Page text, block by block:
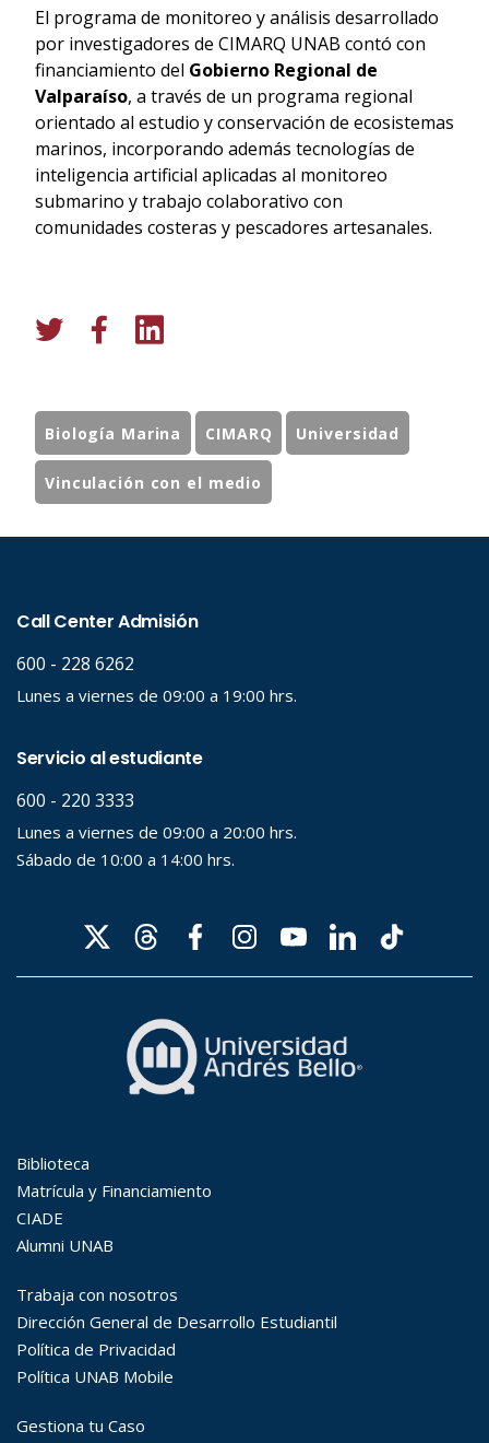
El programa de monitoreo y análisis desarrollado
por investigadores de CIMARQ UNAB contó con
financiamiento del Gobierno Regional de
Valparaíso, a través de un programa regional
orientado al estudio y conservación de ecosistemas
marinos, incorporando además tecnologías de
inteligencia artificial aplicadas al monitoreo
submarino y trabajo colaborativo con
comunidades costeras y pescadores artesanales.
Biología Marina CIMARQ Universidad
Vinculación con el medio